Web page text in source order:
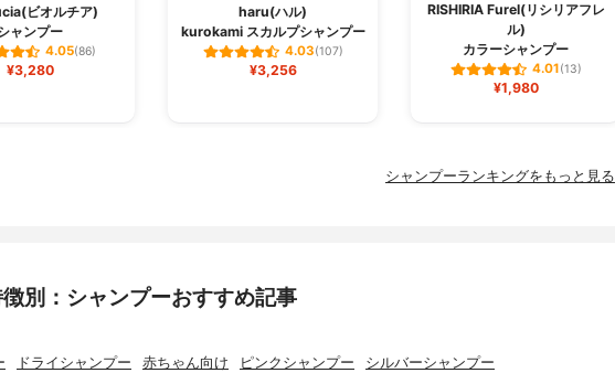
ビオルチア)
ャンプー
4.05(86)
¥3,280
haru(ハル)
kurokami スカルプシャンプー
4.03(107)
¥3,256
RISHIRIA Furel(リシリアフレ
ル)
カラーシャンプー
4.01(13)
¥1,980
シャンプーランキングをもっと見る
別：シャンプーおすすめ記事
ドライシャンプー 赤ちゃん向け ピンクシャンプー シルバーシャンプー